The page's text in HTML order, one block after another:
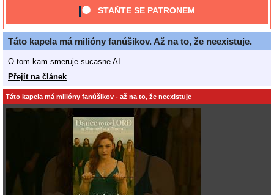
STAŇTE SE PATRONEM
Táto kapela má milióny fanúšikov. Až na to, že neexistuje.
O tom kam smeruje sucasne AI.
Přejít na článek
Táto kapela má milióny fanúšikov - až na to, že neexistuje